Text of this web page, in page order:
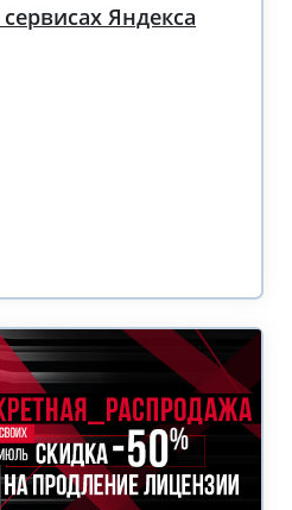
Яндекса